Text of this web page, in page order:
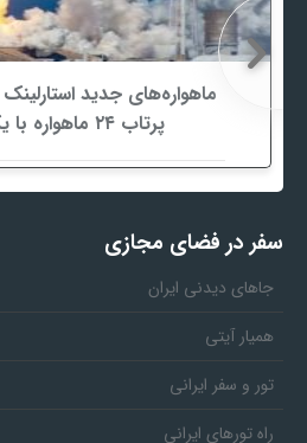
ماهواره‌های جدید
پرتاب ۲۴ ماهواره با یک موشک
سفر در فضای مجازی
جاهای دیدنی ایران
همیار آیتی
تور و سفر ایرانی
راه تورهای ایرانی